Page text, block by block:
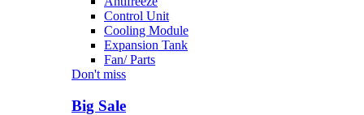
Control Unit
Cooling Module
Expansion Tank
Fan/ Parts
Don't miss
Big Sale